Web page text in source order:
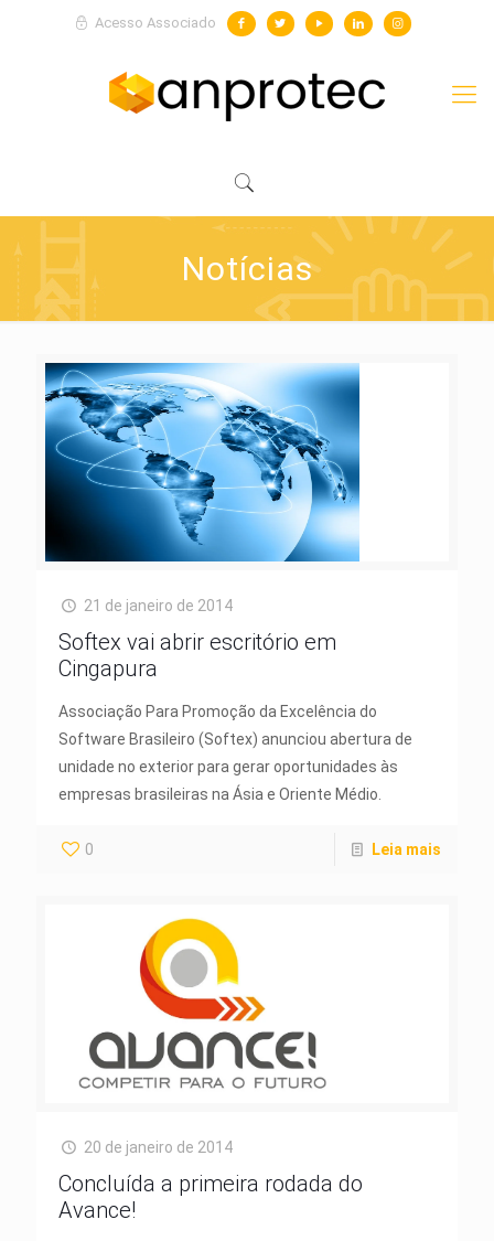
Acesso Associado
Notícias
21 de janeiro de 2014
Softex vai abrir escritório em
Cingapura
Associação Para Promoção da Excelência do
Software Brasileiro (Softex) anunciou abertura de
unidade no exterior para gerar oportunidades às
empresas brasileiras na Ásia e Oriente Médio.
0 Leia mais
20 de janeiro de 2014
Concluída a primeira rodada do
Avance!